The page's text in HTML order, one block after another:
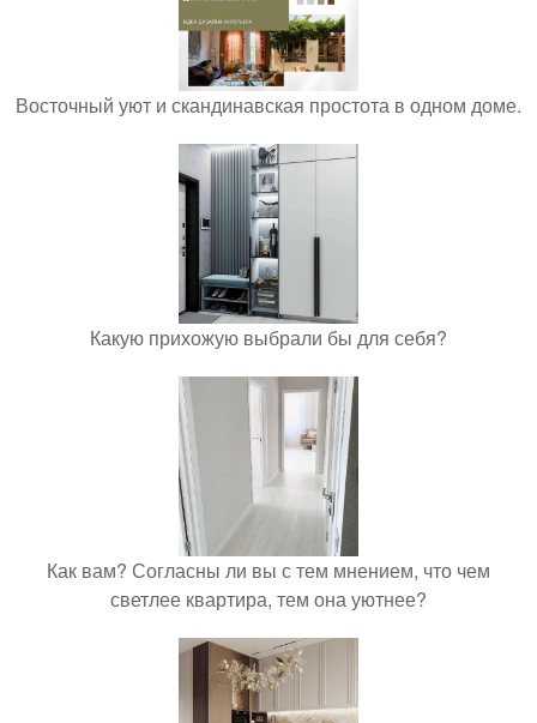
Восточный уют и скандинавская простота в одном доме.
Какую прихожую выбрали бы для себя?
Как вам? Согласны ли вы с тем мнением, что чем
светлее квартира, тем она уютнее?